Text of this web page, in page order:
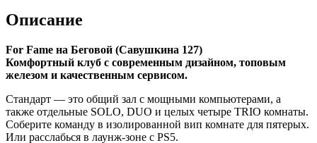
Описание
For Fame на Беговой (Савушкина 127)
Комфортный клуб с современным дизайном, топовым
железом и качественным сервисом.
Стандарт — это общий зал с мощными компьютерами, а
также отдельные SOLO, DUO и целых четыре TRIO комнаты.
Соберите команду в изолированной вип комнате для пятерых.
Или расслабься в лаунж-зоне с PS5.